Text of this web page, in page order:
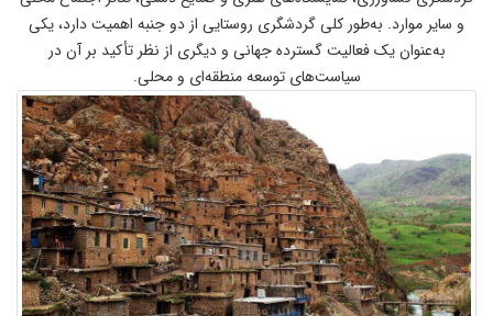
و ساير موارد. به‌طور كلی گردشگری روستايی از دو جنبه اهميت دارد، يكی
به‌عنوان يک فعاليت گسترده جهانی و ديگری از نظر تأكيد بر آن در
سياست‌های توسعه منطقه‌ای و محلی.